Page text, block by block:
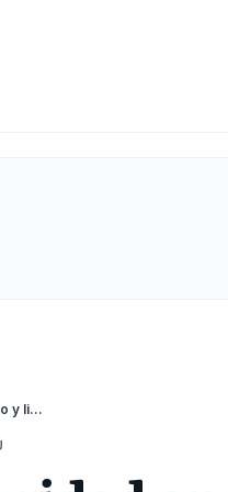
Perú avanza en seguridad energética con uranio y litio